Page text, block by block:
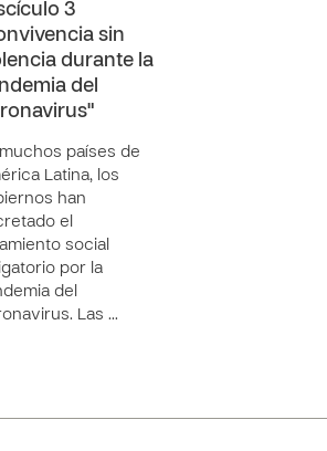
3
sin
durante la
del
países de
Latina, los
han
el
social
por la
del
Las …